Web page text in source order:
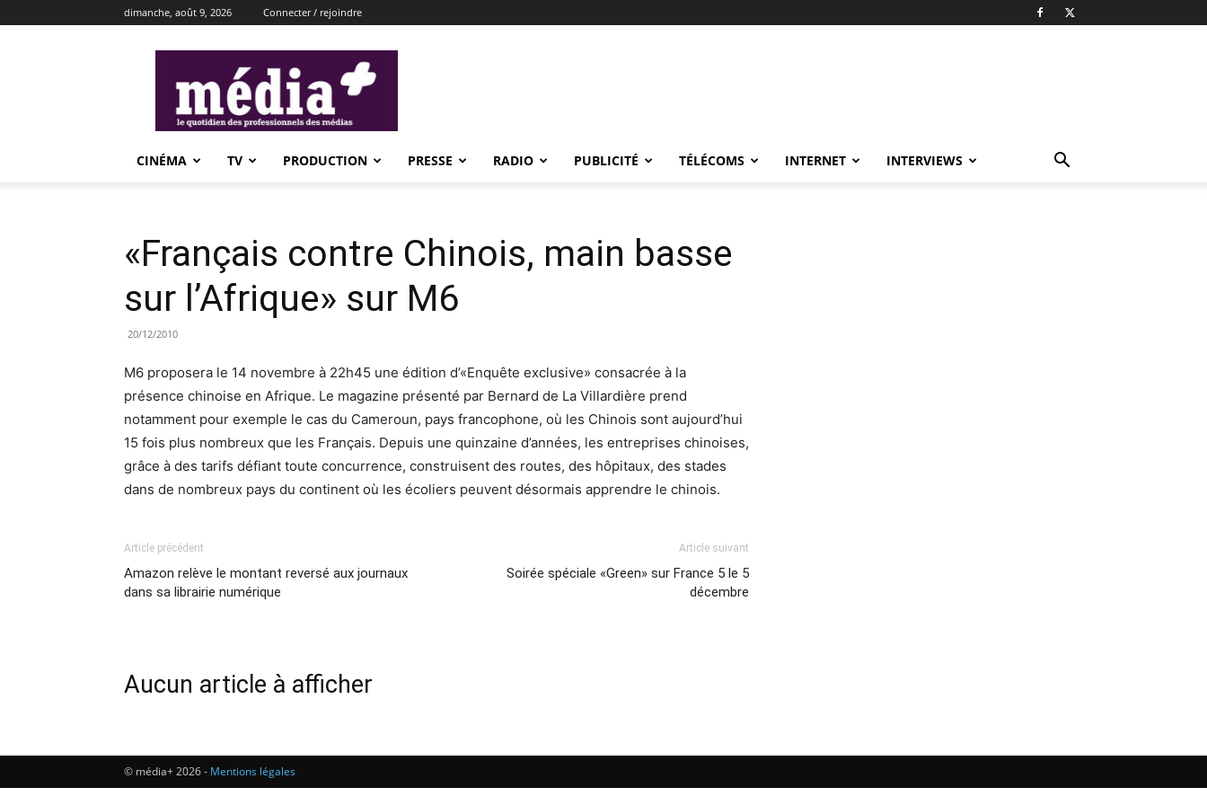
dimanche, août 9, 2026 Connecter / rejoindre
CINÉMA TV PRODUCTION PRESSE RADIO PUBLICITÉ TÉLÉCOMS INTERNET INTERVIEWS
«Français contre Chinois, main basse
sur l’Afrique» sur M6
20/12/2010
M6 proposera le 14 novembre à 22h45 une édition d’«Enquête exclusive» consacrée à la
présence chinoise en Afrique. Le magazine présenté par Bernard de La Villardière prend
notamment pour exemple le cas du Cameroun, pays francophone, où les Chinois sont aujourd’hui
15 fois plus nombreux que les Français. Depuis une quinzaine d’années, les entreprises chinoises,
grâce à des tarifs défiant toute concurrence, construisent des routes, des hôpitaux, des stades
dans de nombreux pays du continent où les écoliers peuvent désormais apprendre le chinois.
Article précédent
Amazon relève le montant reversé aux journaux
dans sa librairie numérique
Article suivant
Soirée spéciale «Green» sur France 5 le 5
décembre
Aucun article à afficher
© média+ 2026 - Mentions légales